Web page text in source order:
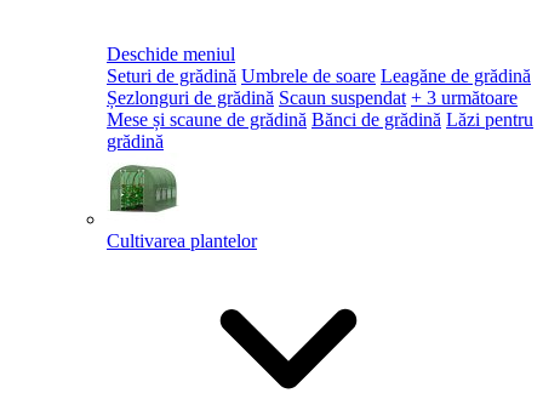
Deschide meniul
Seturi de grădină Umbrele de soare Leagăne de grădină
Șezlonguri de grădină Scaun suspendat + 3 următoare
Mese și scaune de grădină Bănci de grădină Lăzi pentru
grădină
Cultivarea plantelor